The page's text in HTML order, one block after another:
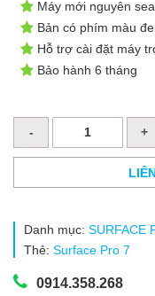
là:
Máy mới nguyên
Bản có phím màu
Hỗ trợ cài đặt máy
Bảo hành 6 tháng
7
i5-
số
lượng
Danh mục: SURFACE
Thẻ: Surface Pro 7
0914.358.268